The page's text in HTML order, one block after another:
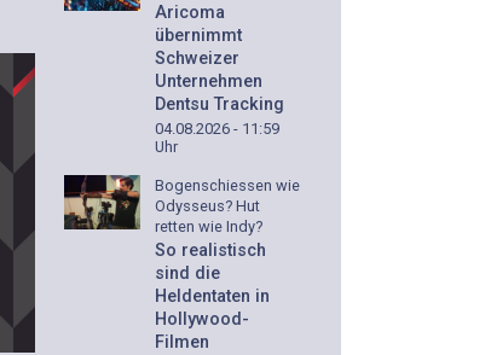
Aricoma
übernimmt
Schweizer
Unternehmen
Dentsu Tracking
04.08.2026 - 11:59
Uhr
Bogenschiessen wie
Odysseus? Hut
retten wie Indy?
So realistisch
sind die
Heldentaten in
Hollywood-
Filmen